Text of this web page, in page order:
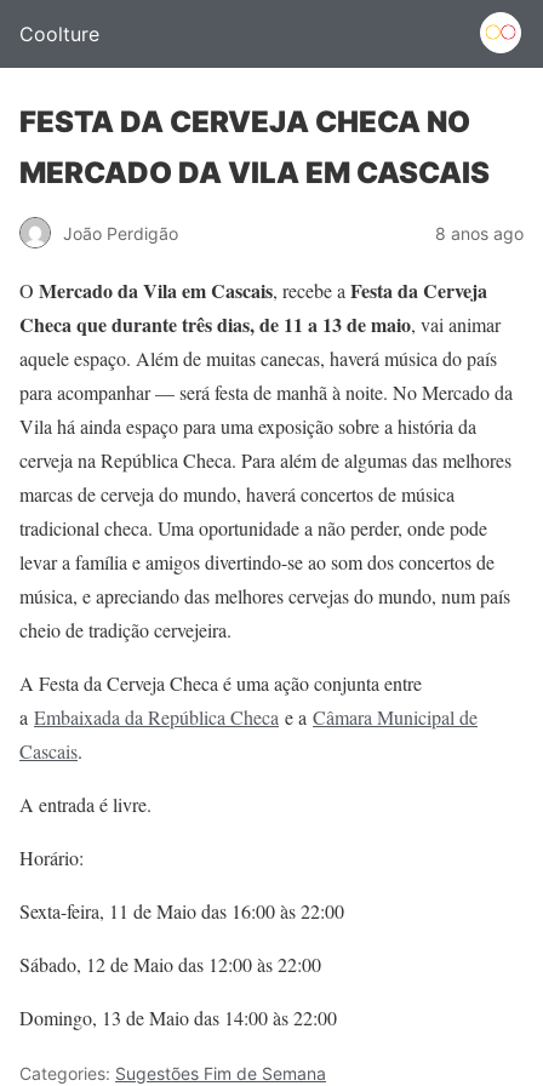
Coolture
FESTA DA CERVEJA CHECA NO
MERCADO DA VILA EM CASCAIS
João Perdigão 8 anos ago
O Mercado da Vila em Cascais, recebe a Festa da Cerveja
Checa que durante três dias, de 11 a 13 de maio, vai animar
aquele espaço. Além de muitas canecas, haverá música do país
para acompanhar — será festa de manhã à noite. No Mercado da
Vila há ainda espaço para uma exposição sobre a história da
cerveja na República Checa. Para além de algumas das melhores
marcas de cerveja do mundo, haverá concertos de música
tradicional checa. Uma oportunidade a não perder, onde pode
levar a família e amigos divertindo-se ao som dos concertos de
música, e apreciando das melhores cervejas do mundo, num país
cheio de tradição cervejeira.
A Festa da Cerveja Checa é uma ação conjunta entre
a Embaixada da República Checa e a Câmara Municipal de
Cascais.
A entrada é livre.
Horário:
Sexta-feira, 11 de Maio das 16:00 às 22:00
Sábado, 12 de Maio das 12:00 às 22:00
Domingo, 13 de Maio das 14:00 às 22:00
Categories: Sugestões Fim de Semana